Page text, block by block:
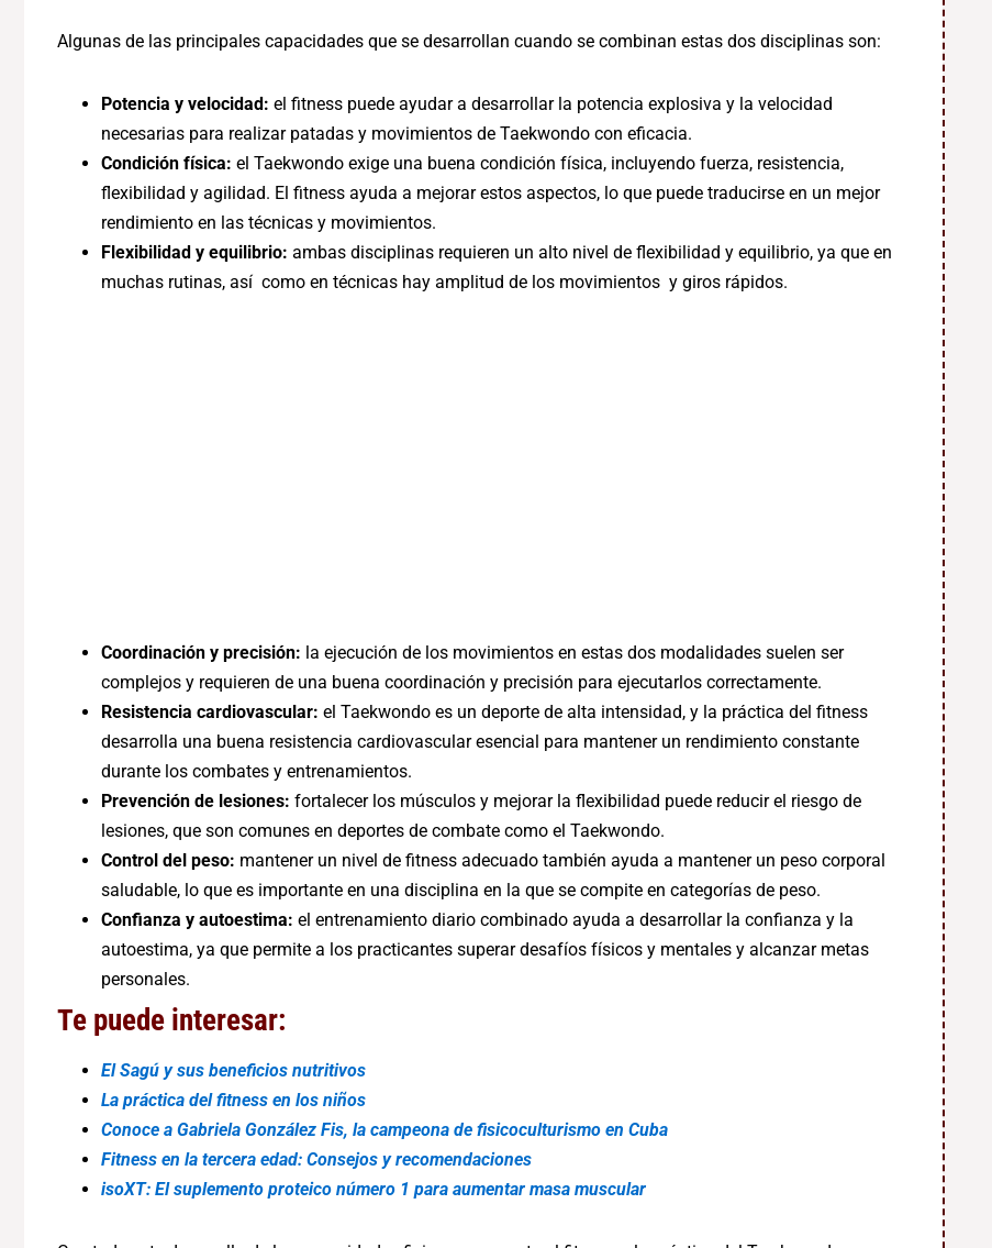
Algunas de las principales capacidades que se desarrollan cuando se combinan estas dos disciplinas son:
Potencia y velocidad: el fitness puede ayudar a desarrollar la potencia explosiva y la velocidad
necesarias para realizar patadas y movimientos de Taekwondo con eficacia.
Condición física: el Taekwondo exige una buena condición física, incluyendo fuerza, resistencia,
flexibilidad y agilidad. El fitness ayuda a mejorar estos aspectos, lo que puede traducirse en un mejor
rendimiento en las técnicas y movimientos.
Flexibilidad y equilibrio: ambas disciplinas requieren un alto nivel de flexibilidad y equilibrio, ya que en
muchas rutinas, así como en técnicas hay amplitud de los movimientos y giros rápidos.
Coordinación y precisión: la ejecución de los movimientos en estas dos modalidades suelen ser
complejos y requieren de una buena coordinación y precisión para ejecutarlos correctamente.
Resistencia cardiovascular: el Taekwondo es un deporte de alta intensidad, y la práctica del fitness
desarrolla una buena resistencia cardiovascular esencial para mantener un rendimiento constante
durante los combates y entrenamientos.
Prevención de lesiones: fortalecer los músculos y mejorar la flexibilidad puede reducir el riesgo de
lesiones, que son comunes en deportes de combate como el Taekwondo.
Control del peso: mantener un nivel de fitness adecuado también ayuda a mantener un peso corporal
saludable, lo que es importante en una disciplina en la que se compite en categorías de peso.
Confianza y autoestima: el entrenamiento diario combinado ayuda a desarrollar la confianza y la
autoestima, ya que permite a los practicantes superar desafíos físicos y mentales y alcanzar metas
personales.
Te puede interesar:
El Sagú y sus beneficios nutritivos
La práctica del fitness en los niños
Conoce a Gabriela González Fis, la campeona de fisicoculturismo en Cuba
Fitness en la tercera edad: Consejos y recomendaciones
isoXT: El suplemento proteico número 1 para aumentar masa muscular